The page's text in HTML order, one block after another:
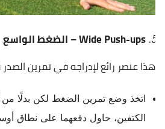
Wide Push-ups – الضغط الواسع
هذا عنصر رائع لإدراجه في تمرين
اتخذ وضع تمرين الضغط لكن بدلًا
الكتفين، حاول دفعهما على نطاق